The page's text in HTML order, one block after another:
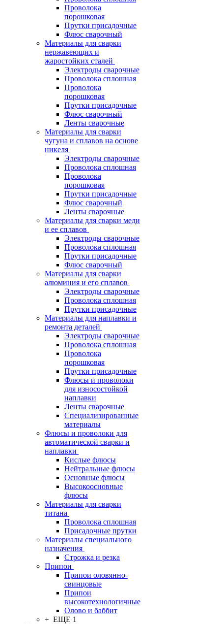
Проволока
порошковая
Прутки присадочные
Флюс сварочный
Материалы для сварки
нержавеющих и
жаростойких сталей
Электроды сварочные
Проволока сплошная
Проволока
порошковая
Прутки присадочные
Флюс сварочный
Ленты сварочные
Материалы для сварки
чугуна и сплавов на основе
никеля
Электроды сварочные
Проволока сплошная
Проволока
порошковая
Прутки присадочные
Флюс сварочный
Ленты сварочные
Материалы для сварки меди
и ее сплавов
Электроды сварочные
Проволока сплошная
Прутки присадочные
Флюс сварочный
Материалы для сварки
алюминия и его сплавов
Электроды сварочные
Проволока сплошная
Прутки присадочные
Материалы для наплавки и
ремонта деталей
Электроды сварочные
Проволока сплошная
Проволока
порошковая
Прутки присадочные
Флюсы и проволоки
для износостойкой
наплавки
Ленты сварочные
Специализированные
материалы
Флюсы и проволоки для
автоматической сварки и
наплавки
Кислые флюсы
Нейтральные флюсы
Основные флюсы
Высокоосновные
флюсы
Материалы для сварки
титана
Проволока сплошная
Присадочные прутки
Материалы специального
назначения
Строжка и резка
Припои
Припои оловянно-
свинцовые
Припои
высокотехнологичные
Олово и баббит
+ ЕЩЕ 1